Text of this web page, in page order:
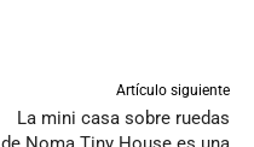
Artículo siguiente
La mini casa sobre ruedas